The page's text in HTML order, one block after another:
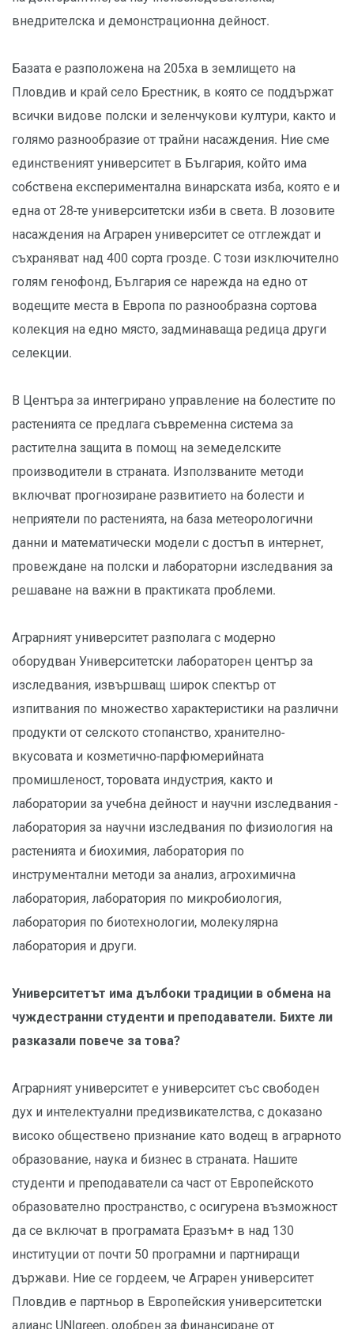
внедрителска и демонстрационна дейност.
Базата е разположена на 205ха в землището на
Пловдив и край село Брестник, в която се поддържат
всички видове полски и зеленчукови култури, както и
голямо разнообразие от трайни насаждения. Ние сме
единственият университет в България, който има
собствена експериментална винарската изба, която e и
една от 28-те университетски изби в света. В лозовите
насаждения на Аграрен университет се отглеждат и
съхраняват над 400 сорта грозде. С този изключително
голям генофонд, България се нарежда на едно от
водещите места в Европа по разнообразна сортова
колекция на едно място, задминаваща редица други
селекции.
В Центъра за интегрирано управление на болестите по
растенията се предлага съвременна система за
растителна защита в помощ на земеделските
производители в страната. Използваните методи
включват прогнозиране развитието на болести и
неприятели по растенията, на база метеорологични
данни и математически модели с достъп в интернет,
провеждане на полски и лабораторни изследвания за
решаване на важни в практиката проблеми.
Аграрният университет разполага с модерно
оборудван Университетски лабораторен център за
изследвания, извършващ широк спектър от
изпитвания по множество характеристики на различни
продукти от селското стопанство, хранително-
вкусовата и козметично-парфюмерийната
промишленост, торовата индустрия, както и
лаборатории за учебна дейност и научни изследвания -
лаборатория за научни изследвания по физиология на
растенията и биохимия, лаборатория по
инструментални методи за анализ, агрохимична
лаборатория, лаборатория по микробиология,
лаборатория по биотехнологии, молекулярна
лаборатория и други.
Университетът има дълбоки традиции в обмена на
чуждестранни студенти и преподаватели. Бихте ли
разказали повече за това?
Аграрният университет е университет със свободен
дух и интелектуални предизвикателства, с доказано
високо обществено признание като водещ в аграрното
образование, наука и бизнес в страната. Нашите
студенти и преподаватели са част от Европейското
образователно пространство, с осигурена възможност
да се включат в програмата Еразъм+ в над 130
институции от почти 50 програмни и партниращи
държави. Ние се гордеем, че Аграрен университет
Пловдив е партньор в Европейския университетски
алианс UNIgreen, одобрен за финансиране от